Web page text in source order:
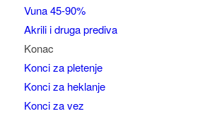
Vuna 45-90%
Akrili i druga prediva
Konac
Konci za pletenje
Konci za heklanje
Konci za vez